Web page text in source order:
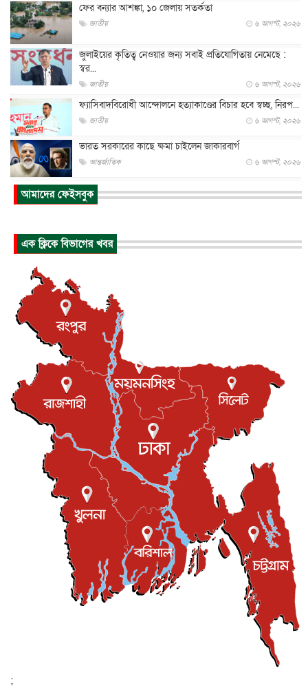
ফের বন্যার আশঙ্কা, ১০ জেলায় সতর্কতা
জাতীয় ৬ আগস্ট, ২০২৬
জুলাইয়ের কৃতিত্ব নেওয়ার জন্য সবাই প্রতিযোগিতায় নেমেছে :
স্বর...
জাতীয় ৬ আগস্ট, ২০২৬
ফ্যাসিবাদবিরোধী আন্দোলনে হত্যাকাণ্ডের বিচার হবে স্বচ্ছ, নিরপ...
জাতীয় ৬ আগস্ট, ২০২৬
ভারত সরকারের কাছে ক্ষমা চাইলেন জাকারবার্গ
আন্তর্জাতিক ৬ আগস্ট, ২০২৬
আকাশে ট্রাম্পের হেলিকপ্টার ও যাত্রীবাহী বিমান মুখোমুখি, তদন্...
আন্তর্জাতিক
আন্তর্জাতিক ৬ আগস্ট, ২০২৬
টি-টোয়েন্টি ইতিহাসের সর্বোচ্চ রানের মালিক এখন জস বাটলার
বস্তিতে কেটেছে শৈশব, আজ মুম্বাইয়ে দুই বাড়ির মালিক
বিনোদন ৬ আগস্ট, ২০২৬
যুক্তরাজ্যে বসবাসরত জাতীয়তাবাদী কুলাউড়াবাসীর মত বিনিময়
সভা...
ইউকে কমিউনিটি ৫ আগস্ট, ২০২৬
প্রধানমন্ত্রীকে সৌদি আরব সফরের আমন্ত্রণ
জাতীয় ৫ আগস্ট, ২০২৬
জুলাই গণ-অভ্যুত্থান দিবস আজ, স্মরণে দেশজুড়ে কর্মসূচি
জাতীয় ৫ আগস্ট, ২০২৬
জনগণ পরিবর্তন চেয়েছে বলেই জুলাই আন্দোলন সফল :
৫ আগস্ট, ২০২৬
বেনজীর আহমেদের সঙ্গে পরীমনির ঘনিষ্ঠ সম্পর্ক ছিল : নাসির
মাহম...
জাতীয় ৫ আগস্ট, ২০২৬
হরমুজ নিয়ে ইরান-মার্কিন চুক্তি হতে পারে আজ : মার্কিন অর্থমন...
৫ আগস্ট, ২০২৬
পৃথিবীর দিকে আসছে বিধ্বংসী বস্তু, পারমাণবিক বোমা দিয়ে করা
আমাদের ফেইসবুক
এক ক্লিকে বিভাগের খবর
;